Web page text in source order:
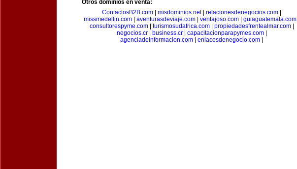
Otros dominios en venta:
ContactosB2B.com
misdominios.net| relacionesdenegocios.com
missmedellin.com
aventurasdeviaje.com ventajoso.com guiaguatemala.com
consultorespyme.com| turismosudafrica.com| propiedadesfrentealmar.com|
negocios.cr| business.cr| capacitacionparapymes.com|
agenciadeinformacion.com
enlacesdenegocio.com